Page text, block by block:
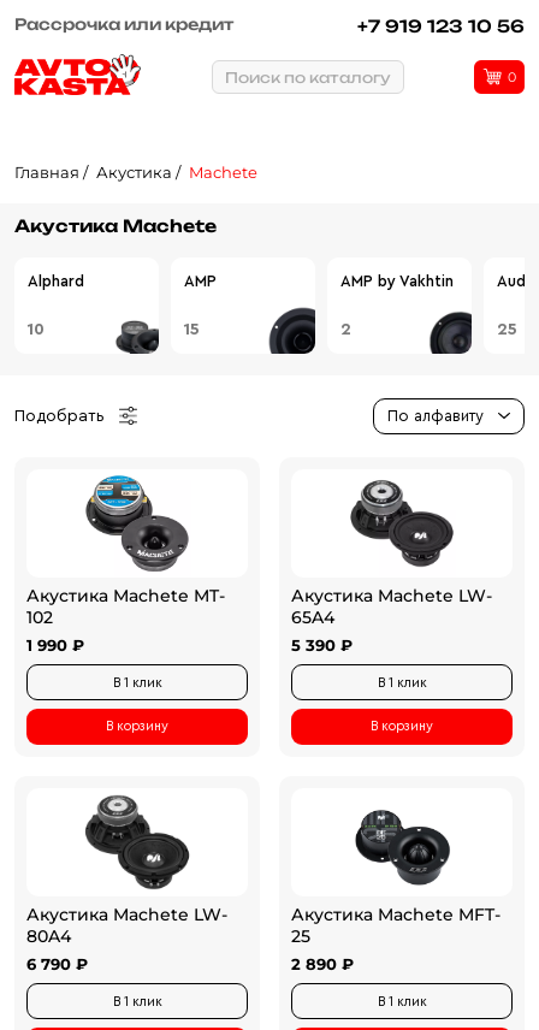
Рассрочка или кредит +7 919 123 10 56
Поиск по каталогу 0
Главная Акустика Machete
Акустика Machete
Alphard
10
AMP
15
AMP by Vakhtin
2 25
Подобрать По алфавиту
Акустика Machete MT-
102
1 990 ₽
В 1 клик
В корзину
Акустика Machete LW-
65A4
5 390 ₽
В 1 клик
В корзину
Акустика Machete LW-
80A4
6 790 ₽
В 1 клик
Акустика Machete MFT-
25
2 890 ₽
В 1 клик